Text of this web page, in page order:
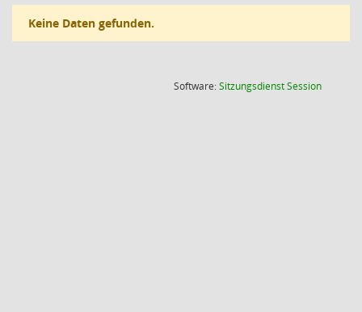
Keine Daten gefunden.
Software:SitzungsdienstSession(Wird in